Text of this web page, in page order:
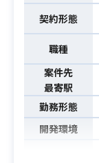
契約形態
職種
案件先
最寄駅
勤務形態
開発環境